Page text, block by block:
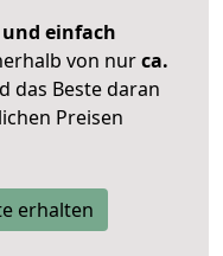
und einfach
von nurca.
das Beste daran
Preisen
erhalten